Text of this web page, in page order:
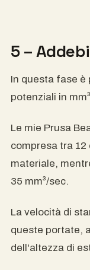
5 –
In questa fase è
potenziali in
Le mie Prusa
compresa tra 12
materiale,
35 mm³/sec.
La velocità di
queste portate,
dell'altezza di